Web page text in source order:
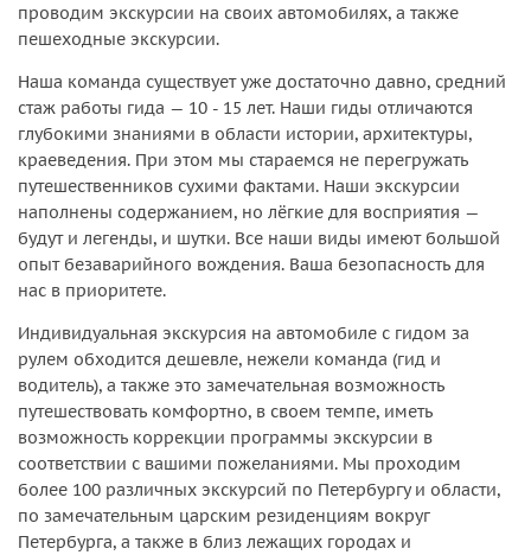
проводим экскурсии на своих автомобилях, а также
пешеходные экскурсии.
Наша команда существует уже достаточно давно, средний
стаж работы гида — 10 - 15 лет. Наши гиды отличаются
глубокими знаниями в области истории, архитектуры,
краеведения. При этом мы стараемся не перегружать
путешественников сухими фактами. Наши экскурсии
наполнены содержанием, но лёгкие для восприятия —
будут и легенды, и шутки. Все наши виды имеют большой
опыт безаварийного вождения. Ваша безопасность для
нас в приоритете.
Индивидуальная экскурсия на автомобиле с гидом за
рулем обходится дешевле, нежели команда (гид и
водитель), а также это замечательная возможность
путешествовать комфортно, в своем темпе, иметь
возможность коррекции программы экскурсии в
соответствии с вашими пожеланиями. Мы проходим
более 100 различных экскурсий по Петербургу и области,
по замечательным царским резиденциям вокруг
Петербурга, а также в близ лежащих городах и